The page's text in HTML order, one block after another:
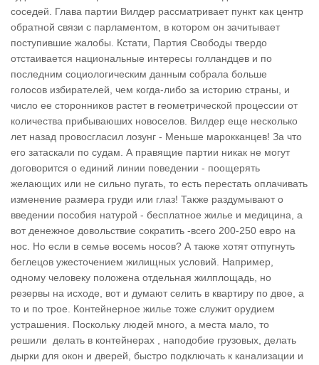
соседей. Глава партии Вилдер рассматривает пункт как центр
обратной связи с парламентом, в котором он зачитывает
поступившие жалобы. Кстати, Партия Свободы твердо
отстаивается национальные интересы голландцев и по
последним социологическим данным собрала больше
голосов избирателей, чем когда-либо за историю страны, и
число ее сторонников растет в геометрической процессии от
количества прибываюших новоселов. Вилдер еще несколько
лет назад провосгласил лозунг - Меньше марокканцев! За что
его затаскали по судам. А правящие партии никак не могут
договорится о единий линии поведении - поощерять
желающих или не сильно пугать, то есть перестать оплачивать
изменение размера груди или глаз! Также раздумывают о
введении пособия натурой - бесплатное жилье и медицина, а
вот денежное довольствие сократить -всего 200-250 евро на
нос. Но если в семье восемь носов? А также хотят отпугнуть
беглецов ужесточением жилищных условий. Например,
одному человеку положена отдельная жилплощадь, но
резервы на исходе, вот и думают селить в квартиру по двое, а
то и по трое. Контейнерное жилье тоже служит орудием
устрашения. Поскольку людей много, а места мало, то
решили делать в контейнерах , наподобие грузовых, делать
дырки для окон и дверей, быстро подключать к канализации и